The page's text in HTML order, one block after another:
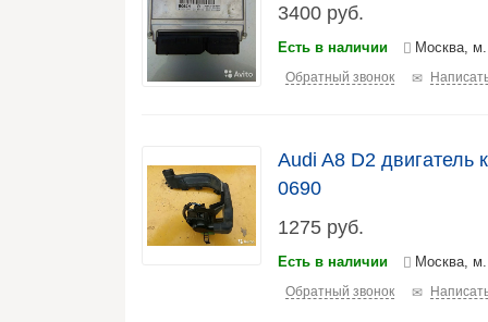
3400 руб.
Есть в наличии Москва, м.
Обратный звонок
Audi A8 D2 двигатель
0690
1275 руб.
Есть в наличии Москва,
Обратный звонок